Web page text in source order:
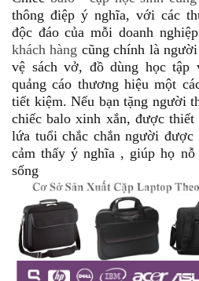
thông điệp ý nghĩa, với các
độc đáo của mỗi doanh
khách hàng cũng chính là
vệ sách vở, đồ dùng học tập
quảng cáo thương hiệu một
tiết kiệm. Nếu bạn tặng người
chiếc balo xinh xắn, được
lứa tuổi chắc chắn người được
cảm thấy ý nghĩa , giúp họ
sống